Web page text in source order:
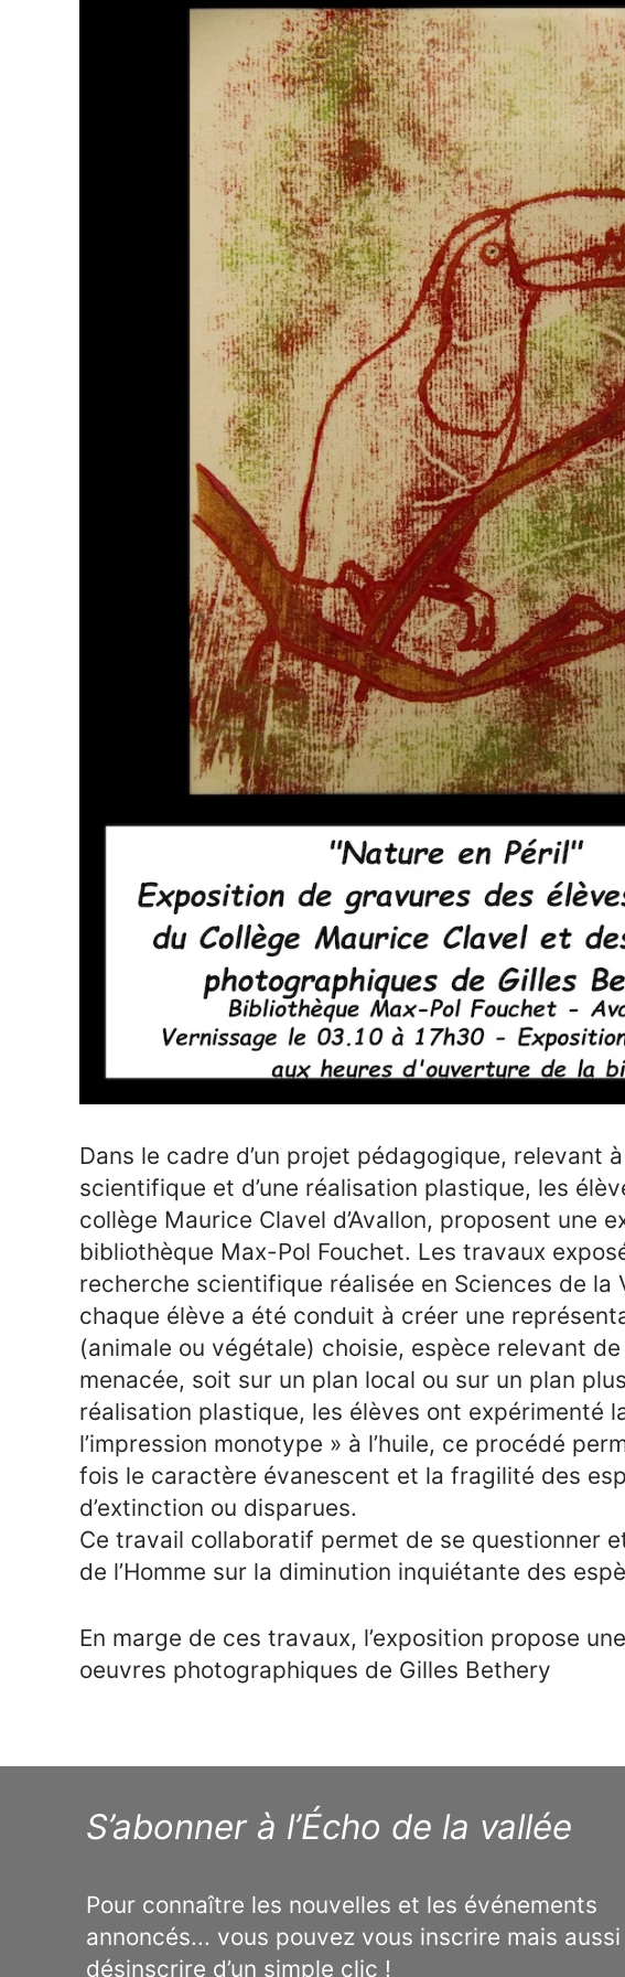
Dans le cadre d’un projet pédagogique, relevant
scientifique et d’une réalisation plastique, les
collège Maurice Clavel d’Avallon, proposent une
bibliothèque Max-Pol Fouchet. Les travaux
recherche scientifique réalisée en Sciences de la
chaque élève a été conduit à créer une
(animale ou végétale) choisie, espèce relevant
menacée, soit sur un plan local ou sur un plan
réalisation plastique, les élèves ont expérimenté
l’impression monotype » à l’huile, ce procédé
fois le caractère évanescent et la fragilité des
d’extinction ou disparues.
Ce travail collaboratif permet de se questionner
de l’Homme sur la diminution inquiétante des
En marge de ces travaux, l’exposition propose
oeuvres photographiques de Gilles Bethery
S’abonner à l’Écho de la vallée
Pour connaître les nouvelles et les événements
annoncés... vous pouvez vous inscrire mais
désinscrire d’un simple clic !